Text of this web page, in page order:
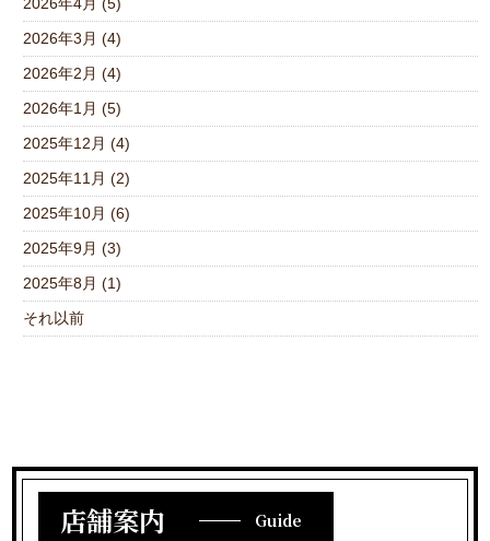
2026年4月 (5)
2026年3月 (4)
2026年2月 (4)
2026年1月 (5)
2025年12月 (4)
2025年11月 (2)
2025年10月 (6)
2025年9月 (3)
2025年8月 (1)
それ以前
店舗案内 Guide